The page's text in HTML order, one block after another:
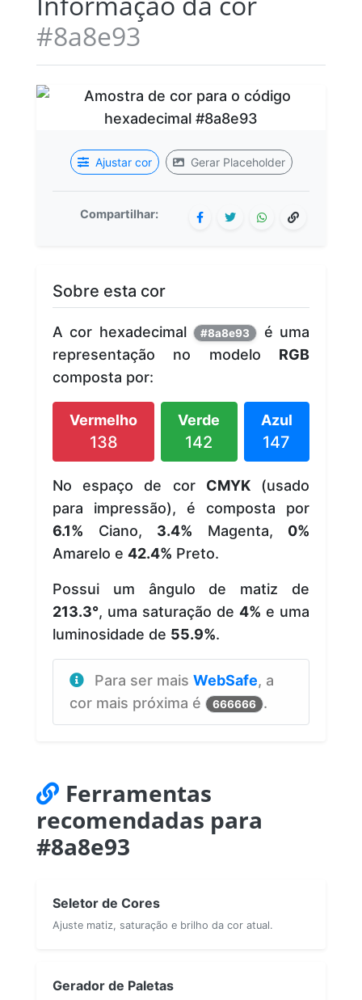
#8a8e93
Ajustar cor Gerar Placeholder
Compartilhar:
Sobre esta cor
A cor hexadecimal #8a8e93
é uma
representação no modelo RGB
composta por:
Vermelho
138
Verde
142
Azul
147
No espaço de cor CMYK(usado
para impressão), é composta por
6.1% Ciano, 3.4% Magenta, 0%
Amarelo e 42.4% Preto.
Possui um ângulo de matiz de
213.3°, uma saturação de 4% e uma
luminosidade de 55.9%.
Para ser mais WebSafe, a
cor mais próxima é
666666 .
Ferramentas
recomendadas para
#8a8e93
Seletor de Cores
Ajuste matiz, saturação e brilho da cor atual.
Gerador de Paletas